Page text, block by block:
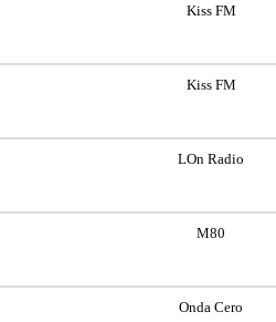
Kiss FM
Kiss FM
LOn Radio
M80
Onda Cero